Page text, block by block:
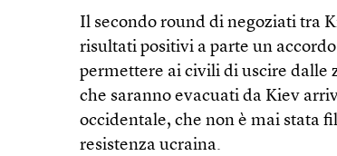
Il secondo round di negoziati tra
risultati positivi a parte un
permettere ai civili di uscire dalle
che saranno evacuati da Kiev
occidentale, che non è mai stata
resistenza ucraina.